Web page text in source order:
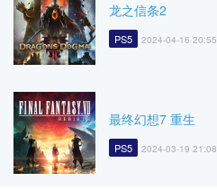
龙之信条2
PS5 2024-04-16 20:55
最终幻想7 重生
PS5 2024-03-19 21:08